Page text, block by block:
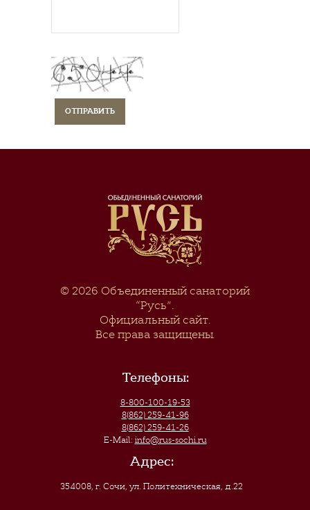
© 2026 Объединенный санаторий
“Русь”.
Официальный сайт.
Все права защищены.
Телефоны:
8-800-100-19-53
8(862) 259-41-96
8(862) 259-41-26
E-Mail: info@rus-sochi.ru
Адрес:
354008, г. Сочи,ул. Политехническая, д.22